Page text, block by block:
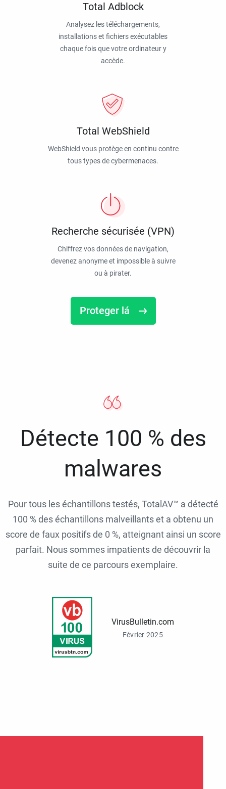
Total Adblock
Analysez les téléchargements,
installations et fichiers exécutables
chaque fois que votre ordinateur y
accède.
Total WebShield
WebShield vous protège en continu contre
tous types de cybermenaces.
Recherche sécurisée (VPN)
Chiffrez vos données de navigation,
devenez anonyme et impossible à suivre
ou à pirater.
Proteger lá
Détecte 100 % des
malwares
Pour tous les échantillons testés, TotalAV™ a détecté
100 % des échantillons malveillants et a obtenu un
score de faux positifs de 0 %, atteignant ainsi un score
parfait. Nous sommes impatients de découvrir la
suite de ce parcours exemplaire.
VirusBulletin.com
Février 2025